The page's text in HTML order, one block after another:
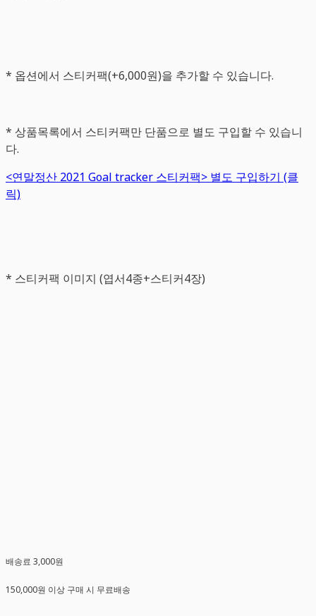
* 옵션에서 스티커팩(+6,000원)을 추가할 수 있습니다.
* 상품목록에서 스티커팩만 단품으로 별도 구입할 수 있습니
다.
<연말정산 2021 Goal tracker 스티커팩> 별도 구입하기 (클
릭)
* 스티커팩 이미지 (엽서4종+스티커4장)
배송료 3,000원
150,000원 이상 구매 시 무료배송